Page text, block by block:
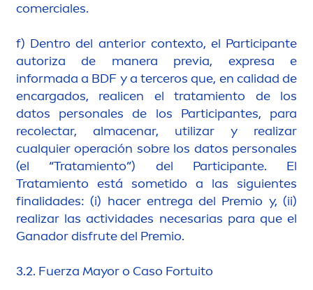
comerciales.
f) Dentro del anterior contexto, el Participante
autoriza de manera previa, expresa e
informada a BDF y a terceros que, en calidad de
encargados, realicen el tratamiento de los
datos personales de los Participantes, para
recolectar, almacenar, utilizar y realizar
cualquier operación sobre los datos personales
(el “Tratamiento”) del Participante. El
Tratamiento está sometido a las siguientes
finalidades: (i) hacer entrega del Premio y, (ii)
realizar las actividades necesarias para que el
Ganador disfrute del Premio.
3.2. Fuerza Mayor o Caso Fortuito